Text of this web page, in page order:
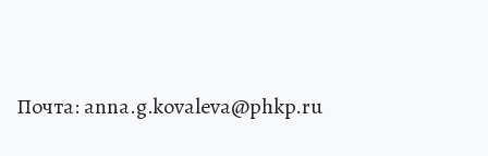
Почта: anna.g.kovaleva@phkp.ru